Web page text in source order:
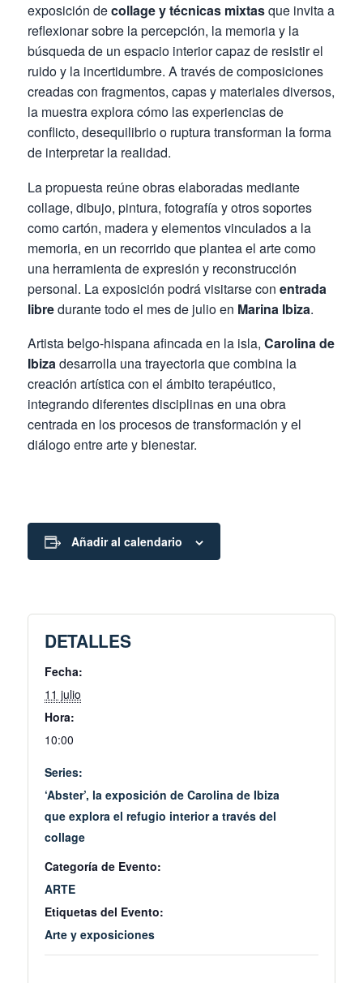
exposición decollage y técnicas mixtasque invita a
reflexionar sobre la percepción, la memoria y la
búsqueda de un espacio interior capaz de resistir el
ruido y la incertidumbre. A través de composiciones
creadas con fragmentos, capas y materiales diversos,
la muestra explora cómo las experiencias de
conflicto, desequilibrio o ruptura transforman la forma
de interpretar la realidad.
La propuesta reúne obras elaboradas mediante
collage, dibujo, pintura, fotografía y otros soportes
como cartón, madera y elementos vinculados a la
memoria, en un recorrido que plantea el arte como
una herramienta de expresión y reconstrucción
personal. La exposición podrá visitarse con entrada
libredurante todo el mes de julio en Marina Ibiza.
Artista belgo-hispana afincada en la isla, Carolina de
Ibizadesarrolla una trayectoria que combina la
creación artística con el ámbito terapéutico,
integrando diferentes disciplinas en una obra
centrada en los procesos de transformación y el
diálogo entre arte y bienestar.
Añadir al calendario
DETALLES
Fecha:
11 julio
Hora:
10:00
Series:
‘Abster’, la exposición de Carolina de Ibiza
que explora el refugio interior a través del
collage
Categoría de Evento:
ARTE
Etiquetas del Evento:
Arte y exposiciones